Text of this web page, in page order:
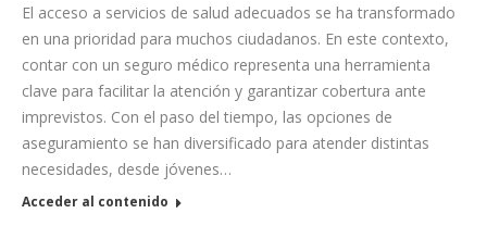
El acceso a servicios de salud adecuados se ha transformado
en una prioridad para muchos ciudadanos. En este contexto,
contar con un seguro médico representa una herramienta
clave para facilitar la atención y garantizar cobertura ante
imprevistos. Con el paso del tiempo, las opciones de
aseguramiento se han diversificado para atender distintas
necesidades, desde jóvenes…
Acceder al contenido